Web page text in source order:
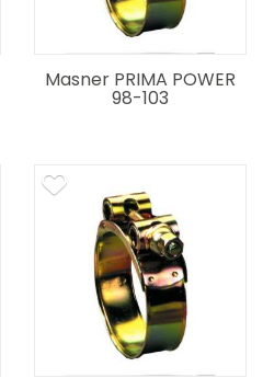
Masner PRIMA POWER
98-103